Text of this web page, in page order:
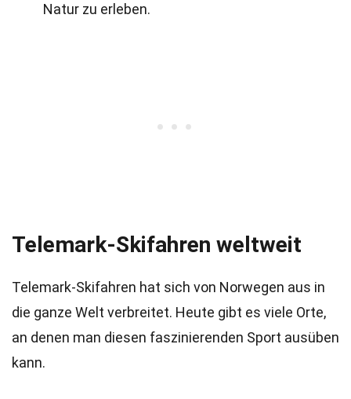
Natur zu erleben.
Telemark-Skifahren weltweit
Telemark-Skifahren hat sich von Norwegen aus in
die ganze Welt verbreitet. Heute gibt es viele Orte,
an denen man diesen faszinierenden Sport ausüben
kann.